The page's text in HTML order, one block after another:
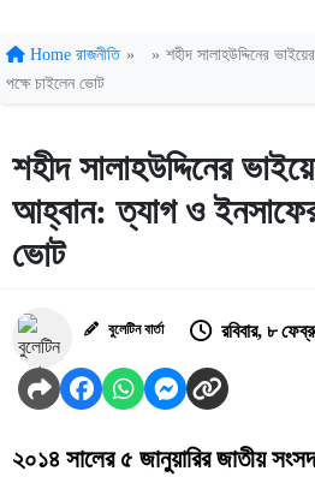
Home রাজনীতি » » শহীদ সালাহউদ্দিনের
পক্ষে চাইলেন ভোট
শহীদ সালাহউদ্দিনের
আহ্বান: ত্যাগ ও
ভোট
বুলেটিন বার্তা রবিবার, ৮
২০১৪ সালের ৫ জানুয়ারির জাতীয় সংসদ